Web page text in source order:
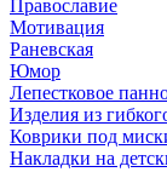
Православие
Мотивация
Раневская
Юмор
Лепестковое
Изделия из
Коврики под
Накладки на